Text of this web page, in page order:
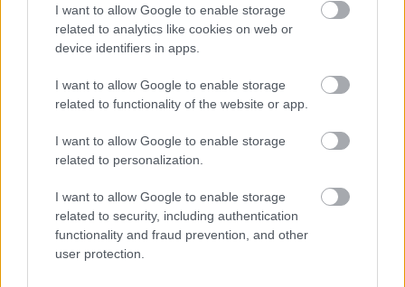
I want to allow Google to enable storage
related to analytics like cookies on web or
device identifiers in apps.
I want to allow Google to enable storage
related to functionality of the website or app.
I want to allow Google to enable storage
related to personalization.
I want to allow Google to enable storage
related to security, including authentication
functionality and fraud prevention, and other
user protection.
Mafia III: Definitive Edition - GOG kód
Minecraft Legends - Xbox és PC a Microsoft Store
Gravity Circuit - Amazon Games App
Clouds & Sheep 2 - Amazon Games App
Április 10.